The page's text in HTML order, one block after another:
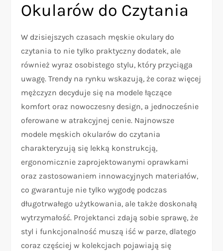
Okularów do Czytania
W dzisiejszych czasach męskie okulary do
czytania to nie tylko praktyczny dodatek, ale
również wyraz osobistego stylu, który przyciąga
uwagę. Trendy na rynku wskazują, że coraz więcej
mężczyzn decyduje się na modele łączące
komfort oraz nowoczesny design, a jednocześnie
oferowane w atrakcyjnej cenie. Najnowsze
modele męskich okularów do czytania
charakteryzują się lekką konstrukcją,
ergonomicznie zaprojektowanymi oprawkami
oraz zastosowaniem innowacyjnych materiałów,
co gwarantuje nie tylko wygodę podczas
długotrwałego użytkowania, ale także doskonałą
wytrzymałość. Projektanci zdają sobie sprawę, że
styl i funkcjonalność muszą iść w parze, dlatego
coraz częściej w kolekcjach pojawiają się